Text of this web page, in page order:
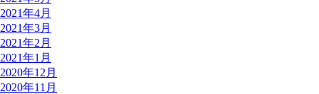
2021年4月
2021年3月
2021年2月
2021年1月
2020年12月
2020年11月